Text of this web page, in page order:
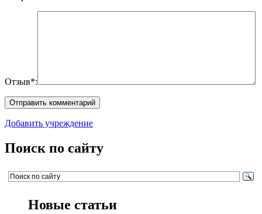
Отзыв*:
Добавить учреждение
Поиск по сайту
Новые статьи